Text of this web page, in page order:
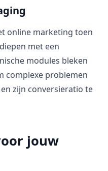
online marketing toen
met een
modules bleken
complexe problemen
zijn conversieratio te
jouw